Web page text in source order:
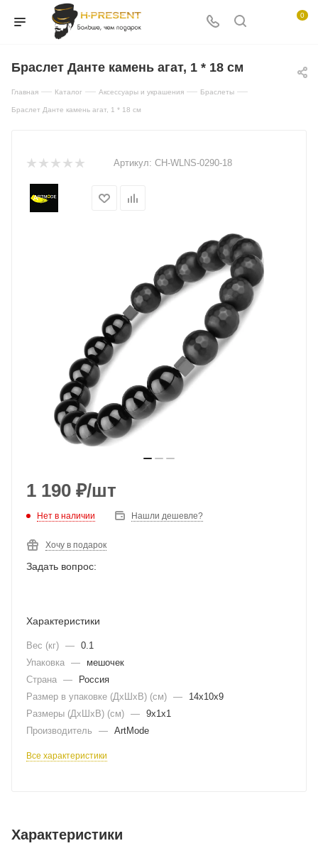
0
Браслет Данте камень агат, 1 * 18 см
Главная — Каталог — Аксессуары и украшения — Браслеты —
Браслет Данте камень агат, 1 * 18 см
Артикул: CH-WLNS-0290-18
1 190 ₽/шт
Нет в наличии Нашли дешевле?
Хочу в подарок
Задать вопрос:
Характеристики
Вес (кг) — 0.1
Упаковка —
мешочек
Страна —
Россия
Размер в упаковке (ДхШxВ) (см) —
14х10х9
Размеры (ДxШxВ) (см) — 9х1х1
Производитель
— ArtMode
Все характеристики
Характеристики